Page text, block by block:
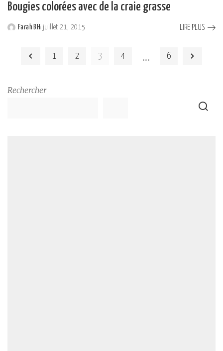
Bougies colorées avec de la craie grasse
Farah BH juillet 21, 2015 LIRE PLUS
1 2 3 4 … 6
Rechercher